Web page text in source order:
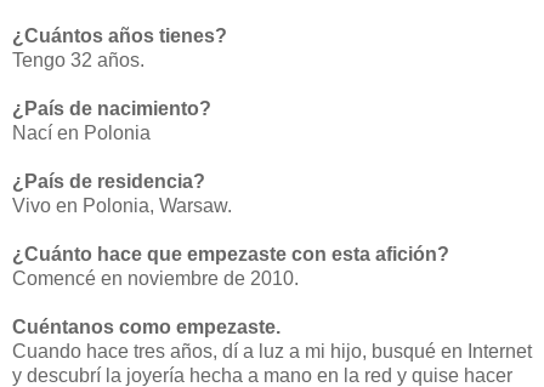
¿Cuántos años tienes?
Tengo 32 años.
¿País de nacimiento?
Nací en Polonia
¿País de residencia?
Vivo en Polonia, Warsaw.
¿Cuánto hace que empezaste con esta afición?
Comencé en noviembre de 2010.
Cuéntanos como empezaste.
Cuando hace tres años, dí a luz a mi hijo, busqué en Internet
y descubrí la joyería hecha a mano en la red y quise hacer